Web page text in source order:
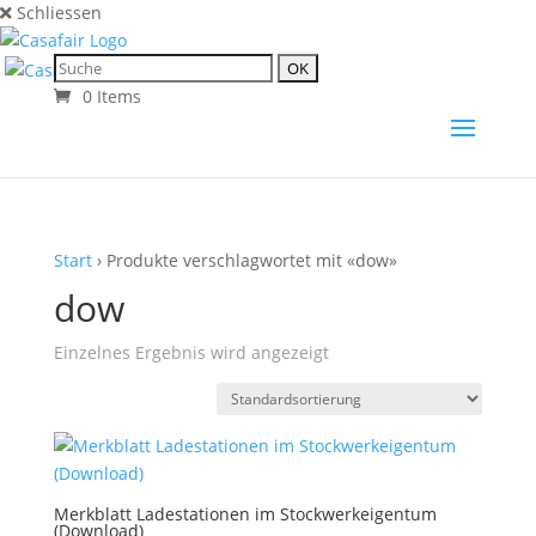
Schliessen
0 Items
Start› Produkte verschlagwortet mit «dow»
dow
Einzelnes Ergebnis wird angezeigt
Merkblatt Ladestationen im Stockwerkeigentum
(Download)